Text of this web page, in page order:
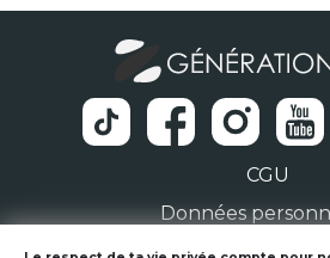
CGU
Données